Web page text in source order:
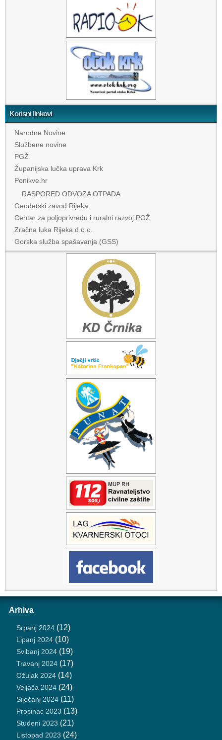
Korisni linkovi
Narodne Novine
Službene novine
PGŽ
Županijska lučka uprava Krk
Ponikve.hr
RASPORED ODVOZA OTPADA
Geodetski zavod Rijeka
Centar za poljoprivredu i ruralni razvoj PGŽ
Zračna luka Rijeka d.o.o.
Gorska služba spašavanja (GSS)
Arhiva
Srpanj 2024(12)
Lipanj 2024(10)
Svibanj 2024(19)
Travanj 2024(17)
Ožujak 2024(14)
Veljača 2024(24)
Siječanj 2024(11)
Prosinac 2023 (13)
Studeni 2023 (21)
Listopad 2023 (24)